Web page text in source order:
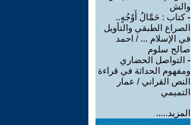
والش
-كتاب : حَمَّالُ أَوْجُهٍ..
الصراع الطبقي والتأويل
في الإسلام ... / احمد
صالح سلوم
- التواصل الحضاري
ومفهوم الحداثة في قراءة
النص القراني / عمار
التميمي
المزيد.....